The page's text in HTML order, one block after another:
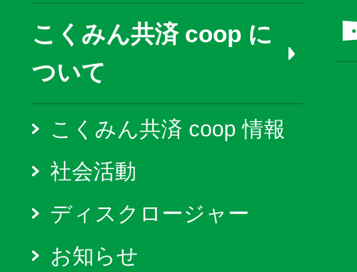
こくみん共済 coop に
ついて
こくみん共済 coop 情報
社会活動
ディスクロージャー
お知らせ